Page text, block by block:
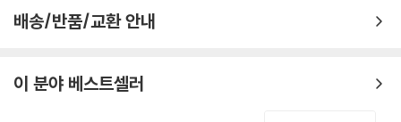
배송/반품/교환 안내
이 분야 베스트셀러